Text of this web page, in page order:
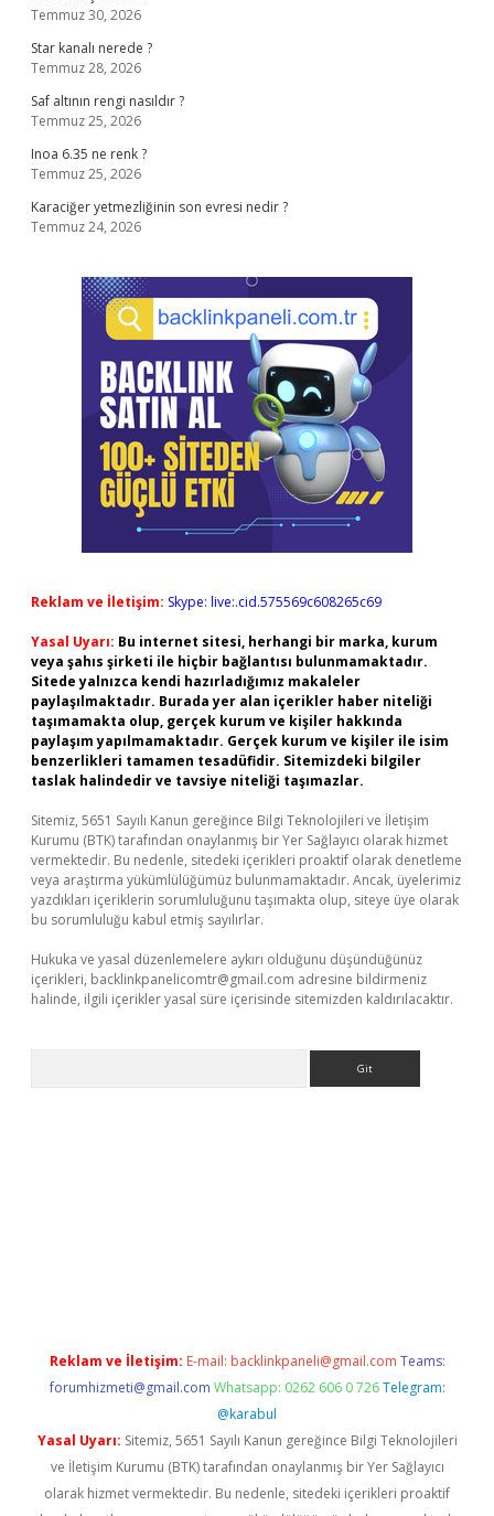
Temmuz 30, 2026
Star kanalı nerede ?
Temmuz 28, 2026
Saf altının rengi nasıldır ?
Temmuz 25, 2026
Inoa 6.35 ne renk ?
Temmuz 25, 2026
Karaciğer yetmezliğinin son evresi nedir ?
Temmuz 24, 2026
Reklam ve İletişim: Skype: live:.cid.575569c608265c69
Yasal Uyarı: Bu internet sitesi, herhangi bir marka, kurum
veya şahıs şirketi ile hiçbir bağlantısı bulunmamaktadır.
Sitede yalnızca kendi hazırladığımız makaleler
paylaşılmaktadır. Burada yer alan içerikler haber niteliği
taşımamakta olup, gerçek kurum ve kişiler hakkında
paylaşım yapılmamaktadır. Gerçek kurum ve kişiler ile isim
benzerlikleri tamamen tesadüfidir. Sitemizdeki bilgiler
taslak halindedir ve tavsiye niteliği taşımazlar.
Sitemiz, 5651 Sayılı Kanun gereğince Bilgi Teknolojileri ve İletişim
Kurumu (BTK) tarafından onaylanmış bir Yer Sağlayıcı olarak hizmet
vermektedir. Bu nedenle, sitedeki içerikleri proaktif olarak denetleme
veya araştırma yükümlülüğümüz bulunmamaktadır. Ancak, üyelerimiz
yazdıkları içeriklerin sorumluluğunu taşımakta olup, siteye üye olarak
bu sorumluluğu kabul etmiş sayılırlar.
Hukuka ve yasal düzenlemelere aykırı olduğunu düşündüğünüz
içerikleri, backlinkpanelicomtr@gmail.com adresine bildirmeniz
halinde, ilgili içerikler yasal süre içerisinde sitemizden kaldırılacaktır.
Reklam ve İletişim: E-mail: backlinkpaneli@gmail.com Teams:
forumhizmeti@gmail.com Whatsapp: 0262 606 0 726 Telegram:
@karabul
Yasal Uyarı: Sitemiz, 5651 Sayılı Kanun gereğince Bilgi Teknolojileri
ve İletişim Kurumu (BTK) tarafından onaylanmış bir Yer Sağlayıcı
olarak hizmet vermektedir. Bu nedenle, sitedeki içerikleri proaktif